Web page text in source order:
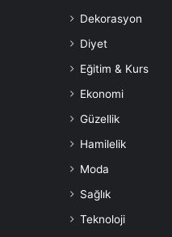
Dekorasyon
Diyet
Eğitim & Kurs
Ekonomi
Güzellik
Hamilelik
Moda
Sağlık
Teknoloji